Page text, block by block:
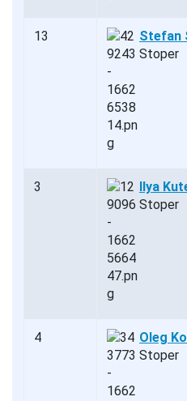
13
Stefan
Stoper
3
Ilya
Stoper
4
Oleg
Stoper